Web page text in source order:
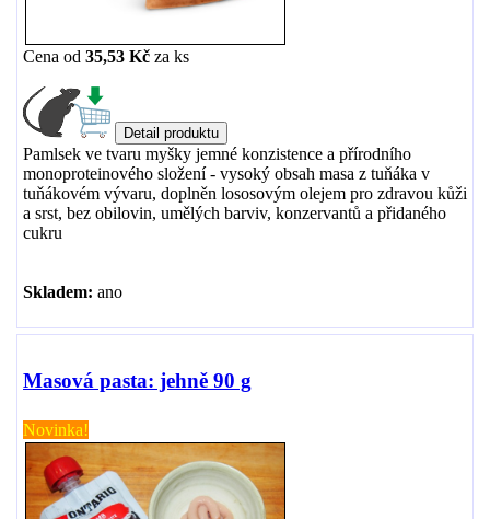
Cena od 35,53 Kč za ks
Pamlsek ve tvaru myšky jemné konzistence a přírodního
monoproteinového složení - vysoký obsah masa z tuňáka v
tuňákovém vývaru, doplněn lososovým olejem pro zdravou kůži
a srst, bez obilovin, umělých barviv, konzervantů a přidaného
cukru
Skladem: ano
Masová pasta: jehně 90 g
Novinka!